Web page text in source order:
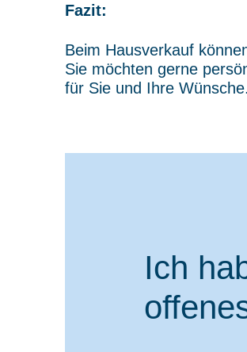
Fazit:
Beim Hausverkauf
Sie möchten gerne
für Sie und Ihre Wünsche.
Ich